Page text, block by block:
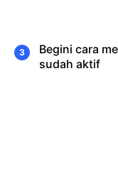
Begini cara
sudah aktif